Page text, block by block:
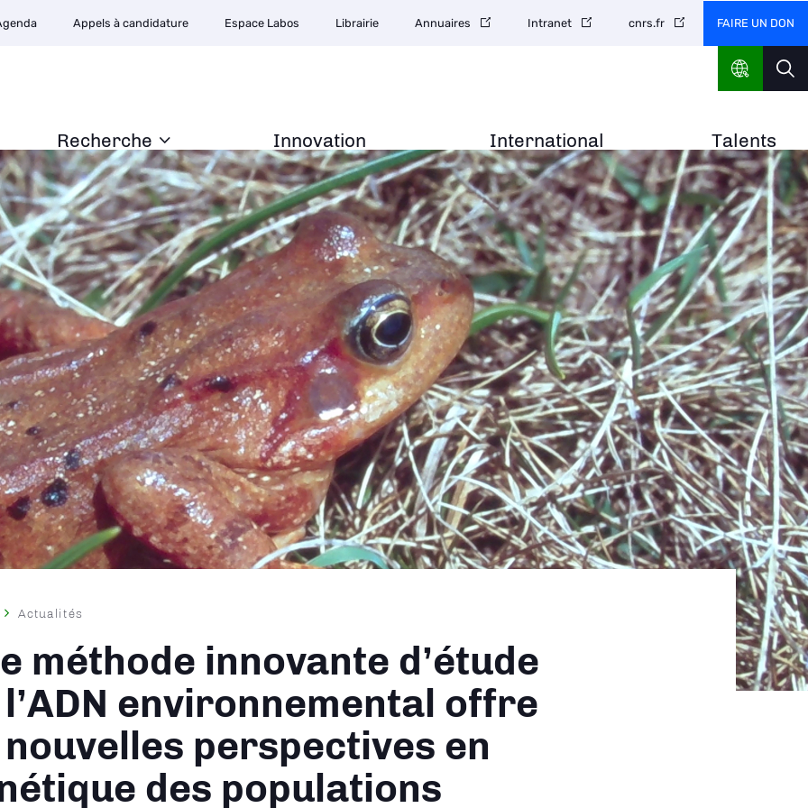
Recherche Innovation International Talents
Appels à candidature Espace Labos Librairie Annuaires Intranet cnrs.fr FAIRE UN DON
Actualités
méthode innovante d’étude
environnemental offre
perspectives en
des populations